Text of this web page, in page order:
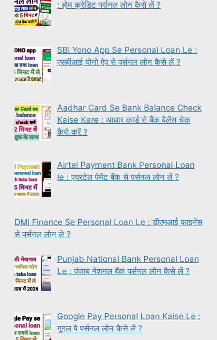
: होम क्रेडिट पर्सनल लोन कैसे लें ?
SBI Yono App Se Personal Loan Le :
एसबीआई योनो ऐप से पर्सनल लोन कैसे लें ?
Aadhar Card Se Bank Balance Check
Kaise Kare : आधार कार्ड से बैंक बैलेंस चेक
कैसे करें ?
Airtel Payment Bank Personal Loan
le : एयरटेल पेमेंट बैंक से पर्सनल लोन लें ?
DMI Finance Se Personal Loan Le : डीएमआई फाइनेंस
से पर्सनल लोन ले ?
Punjab National Bank Personal Loan
Le : पंजाब नेशनल बैंक पर्सनल लोन कैसे लें ?
Google Pay Personal Loan Kaise Le :
गूगल पे पर्सनल लोन कैसे लें ?